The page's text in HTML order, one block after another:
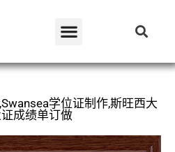
学位证制作,斯旺西大
成绩单订做